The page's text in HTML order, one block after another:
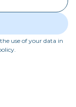
use of your data in